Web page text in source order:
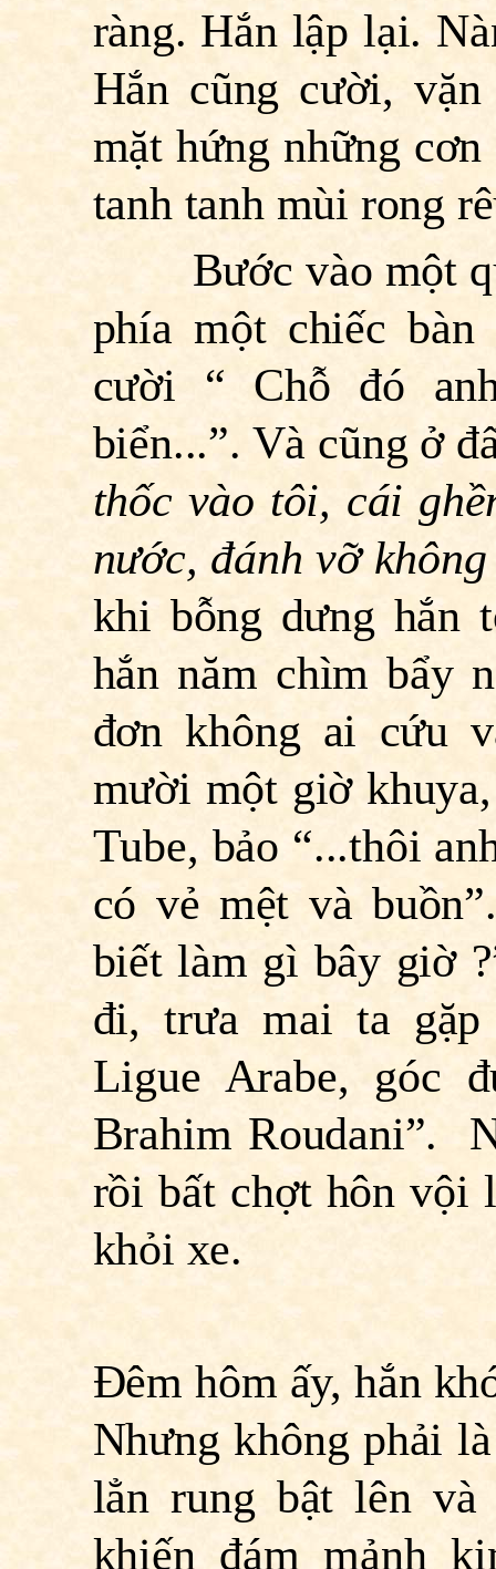
ràng. Hắn lập lại.
Hắn cũng cười,
mặt hứng những
tanh tanh mùi rong
Bước vào một
phía một chiếc
cười “ Chỗ đó
biển...”. Và cũng ở
thốc vào tôi, cái
nước, đánh vỡ
khi bỗng dưng hắn
hắn năm chìm bẩy
đơn không ai cứu
mười một giờ
Tube, bảo “...thôi
có vẻ mệt và
biết làm gì bây giờ
đi, trưa mai ta
Ligue Arabe, góc
Brahim Roudani”.
rồi bất chợt hôn vội
khỏi xe.
Ðêm hôm ấy, hắn
Nhưng không phải
lẳn rung bật lên
khiến đám mảnh